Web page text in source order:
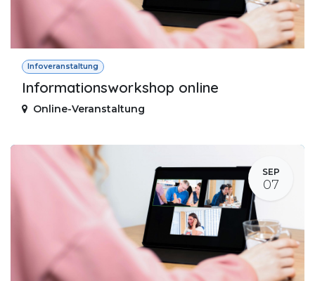
Infoveranstaltung
Informationsworkshop online
Online-Veranstaltung
SEP
07